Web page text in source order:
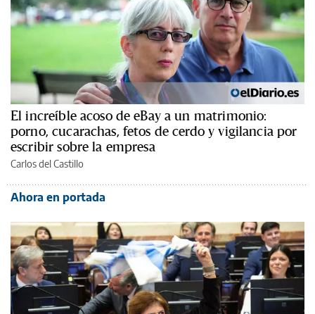
El increíble acoso de eBay a un matrimonio:
porno, cucarachas, fetos de cerdo y vigilancia por
escribir sobre la empresa
Carlos del Castillo
Ahora en portada